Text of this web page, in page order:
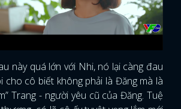
này quá lớn với Nhi, nó lại càng đau
cho cô biết không phải là Đăng mà là
Trang - người yêu cũ của Đăng. Tuệ